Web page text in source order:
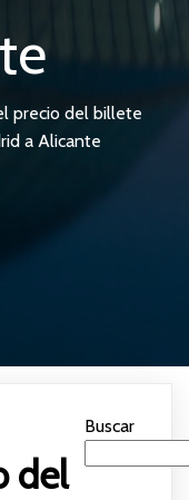
precio del billete
a Alicante
del
Buscar